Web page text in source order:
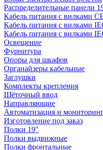
Распределительные панели
Кабель питания с вилками
Кабель питания с вилками
Кабель питания с вилками
Освещение
Фурнитура
Опоры для шкафов
Органайзеры кабельные
Заглушки
Комплекты крепления
Щёточный ввод
Направляющие
Автоматизация и
Изготовление под заказ
Полки 19"
Полки выдвижные
Полки фронтальные